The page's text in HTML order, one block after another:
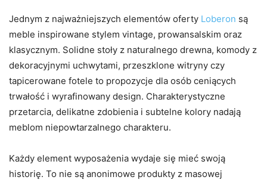
Jednym z najważniejszych elementów oferty Loberon są
meble inspirowane stylem vintage, prowansalskim oraz
klasycznym. Solidne stoły z naturalnego drewna, komody z
dekoracyjnymi uchwytami, przeszklone witryny czy
tapicerowane fotele to propozycje dla osób ceniących
trwałość i wyrafinowany design. Charakterystyczne
przetarcia, delikatne zdobienia i subtelne kolory nadają
meblom niepowtarzalnego charakteru.
Każdy element wyposażenia wydaje się mieć swoją
historię. To nie są anonimowe produkty z masowej